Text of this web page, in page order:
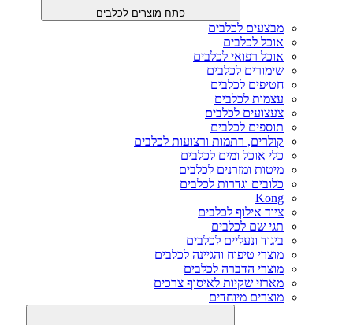
פתח מוצרים לכלבים
מבצעים לכלבים
אוכל לכלבים
אוכל רפואי לכלבים
שימורים לכלבים
חטיפים לכלבים
עצמות לכלבים
צעצועים לכלבים
תוספים לכלבים
קולרים, רתמות ורצועות לכלבים
כלי אוכל ומים לכלבים
מיטות ומזרנים לכלבים
כלובים וגדרות לכלבים
Kong
ציוד אילוף לכלבים
תגי שם לכלבים
ביגוד ונעליים לכלבים
מוצרי טיפוח והגיינה לכלבים
מוצרי הדברה לכלבים
מארזי שקיות לאיסוף צרכים
מוצרים מיוחדים